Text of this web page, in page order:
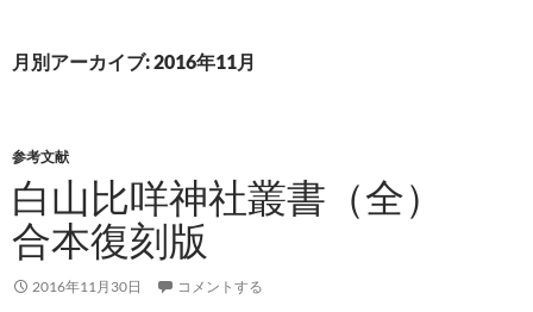
ッ
月別アーカイブ: 2016年11月
参考文献
白山比咩神社叢書（全）
合本復刻版
2016年11月30日 コメントする